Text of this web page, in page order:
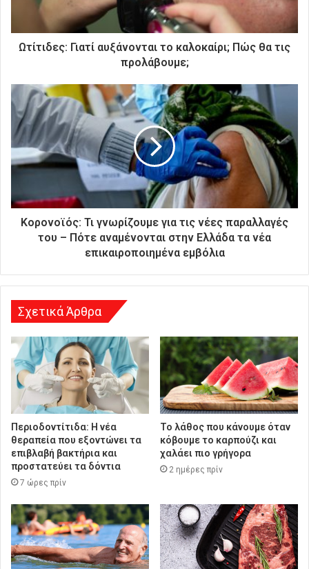
ι
κ
σ
α
ς
ε
σ
Ωτίτιδες: Γιατί αυξάνονται το καλοκαίρι; Πώς θα τις
προλάβουμε;
Κορονοϊός: Τι γνωρίζουμε για τις νέες παραλλαγές
του – Πότε αναμένονται στην Ελλάδα τα νέα
επικαιροποιημένα εμβόλια
Σχετικά Άρθρα
Περιοδοντίτιδα: Η νέα
θεραπεία που εξοντώνει τα
επιβλαβή βακτήρια και
προστατεύει τα δόντια
7 ώρες πρίν
Το λάθος που κάνουμε όταν
κόβουμε το καρπούζι και
χαλάει πιο γρήγορα
2 ημέρες πρίν